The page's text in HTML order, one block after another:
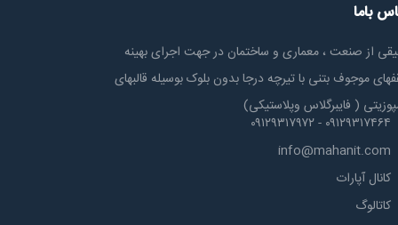
باما
از صنعت ، معماری و ساختمان در جهت اجرای بهینه
موجوف بتنی با تیرچه درجا بدون بلوک بوسیله قالبهای
( فایبرگلاس وپلاستیکی)
۰۹۱۲۹۳۱۷۴۶۴ - ۰۹۱۲۹۳۱۷۹۷۲
info@mahanit.com
کانال آپارات
کاتالوگ